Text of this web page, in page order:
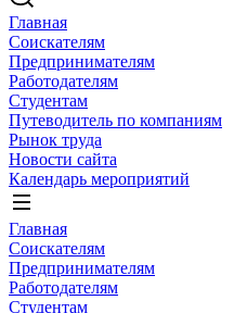
Главная
Соискателям
Предпринимателям
Работодателям
Студентам
Путеводитель по компаниям
Рынок труда
Новости сайта
Календарь мероприятий
Главная
Соискателям
Предпринимателям
Работодателям
Студентам